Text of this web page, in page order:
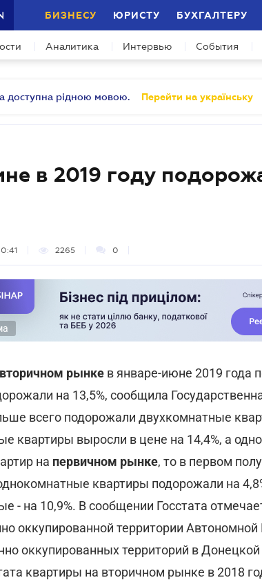
БИЗНЕСУ ЮРИСТУ БУХГАЛТЕРУ
Аналитика Интервью События
доступна рідною мовою. Перейти на українську
в 2019 году
2265 0
вторичном рынке в январе-июне 2019 года
на 13,5%, сообщила
всего подорожали двухкомнатные
квартиры выросли в цене на 14,4%, а
на первичном рынке, то в первом
квартиры подорожали на
- на 10,9%. В сообщении Госстата
оккупированной территории
оккупированных территорий в Донецкой
квартиры на вторичном рынке в 2018